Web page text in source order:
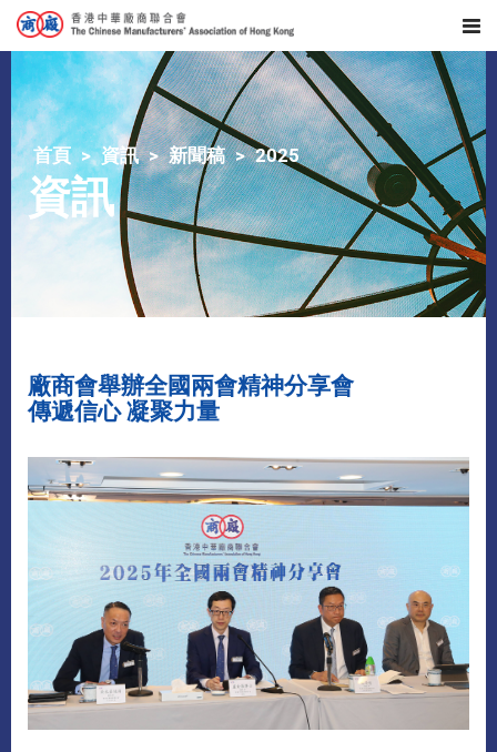
首頁 資訊 新聞稿 2025
資訊
廠商會舉辦全國兩會精神分享會
傳遞信心凝聚力量